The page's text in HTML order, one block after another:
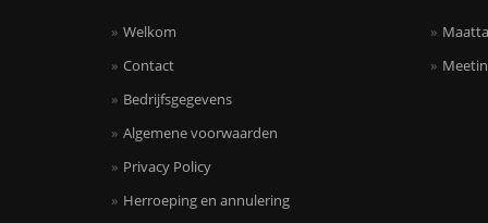
Welkom
Contact
Bedrijfsgegevens
Algemene voorwaarden
Privacy Policy
Herroeping en annulering